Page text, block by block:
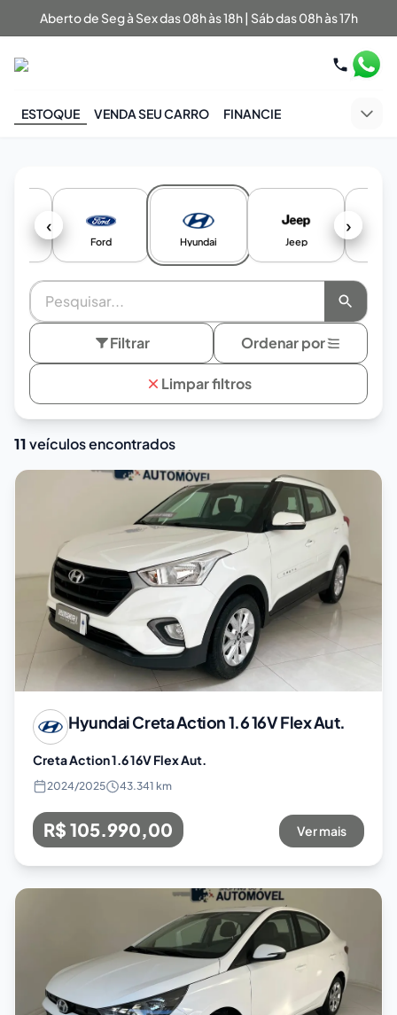
Aberto de Seg à Sex das 08h às 18h | Sáb das 08h às 17h
ESTOQUE VENDA SEU CARRO FINANCIE
‹ ›
Ford Hyundai Jeep
Filtrar Ordenar por
Limpar filtros
11veículos encontrados
HyundaiCreta Action 1.6 16V Flex Aut.
Creta Action 1.6 16V Flex Aut.
2024/2025 43.341 km
R$ 105.990,00 Ver mais